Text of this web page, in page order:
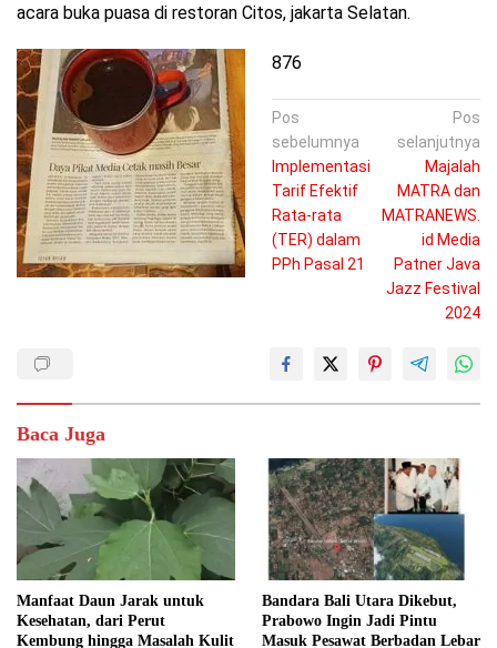
acara buka puasa di restoran Citos, jakarta Selatan.
876
Navigasi
pos
Pos
sebelumnya
Implementasi
Tarif Efektif
Rata-rata
(TER) dalam
PPh Pasal 21
Pos
selanjutnya
Majalah
MATRA dan
MATRANEWS.
id Media
Patner Java
Jazz Festival
2024
Baca Juga
Manfaat Daun Jarak untuk
Kesehatan, dari Perut
Kembung hingga Masalah Kulit
Bandara Bali Utara Dikebut,
Prabowo Ingin Jadi Pintu
Masuk Pesawat Berbadan Lebar